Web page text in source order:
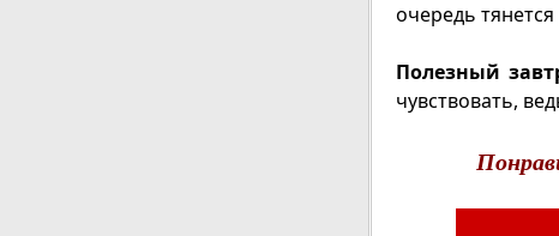
очередь
Полезный
чувствовать,